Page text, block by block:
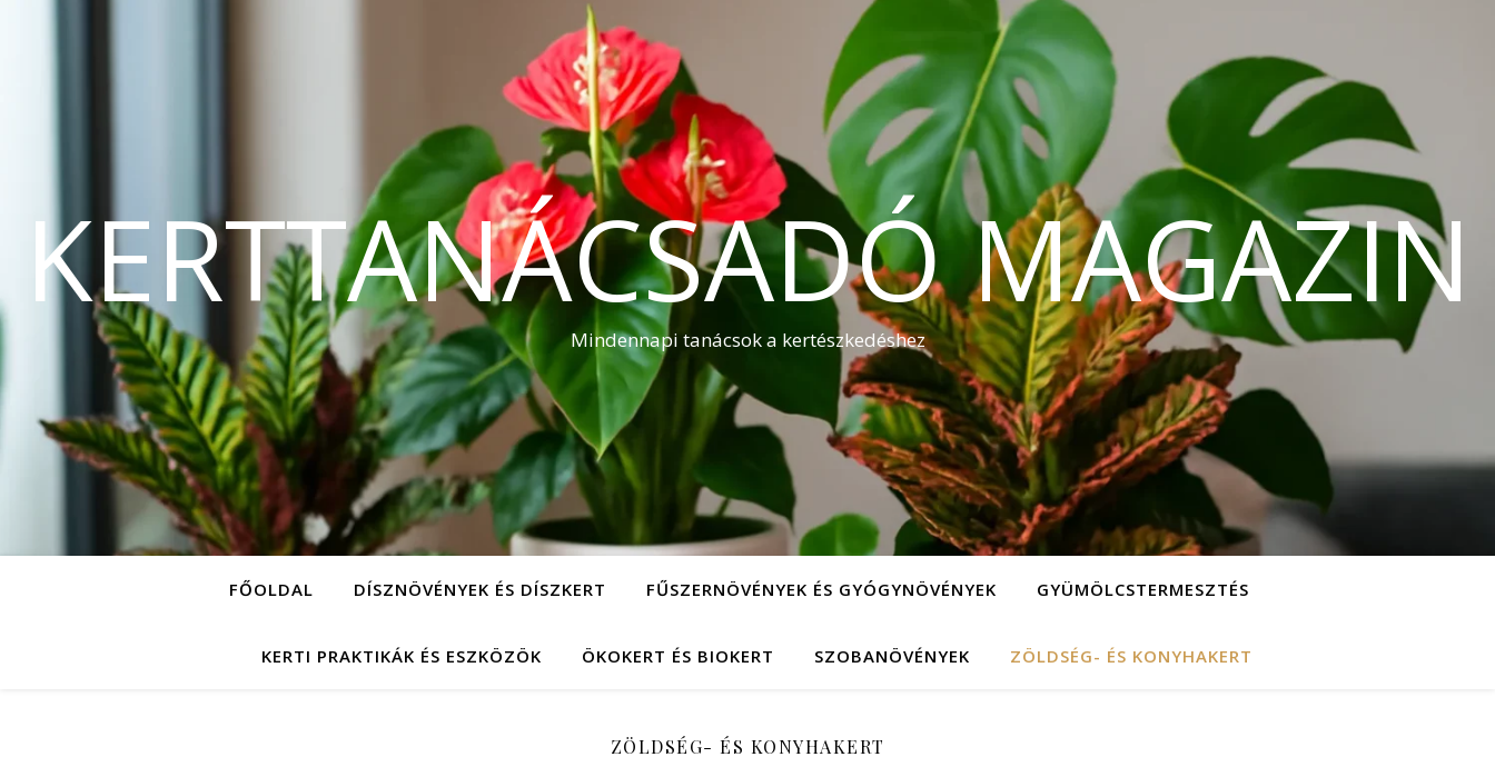
KERTTANÁCSADÓ MAGAZIN
Mindennapi tanácsok a kertészkedéshez
FŐOLDAL DÍSZNÖVÉNYEK ÉS DÍSZKERT FŰSZERNÖVÉNYEK ÉS GYÓGYNÖVÉNYEK GYÜMÖLCSTERMESZTÉS
KERTI PRAKTIKÁK ÉS ESZKÖZÖK ÖKOKERT ÉS BIOKERT SZOBANÖVÉNYEK ZÖLDSÉG- ÉS KONYHAKERT
ZÖLDSÉG- ÉS KONYHAKERT